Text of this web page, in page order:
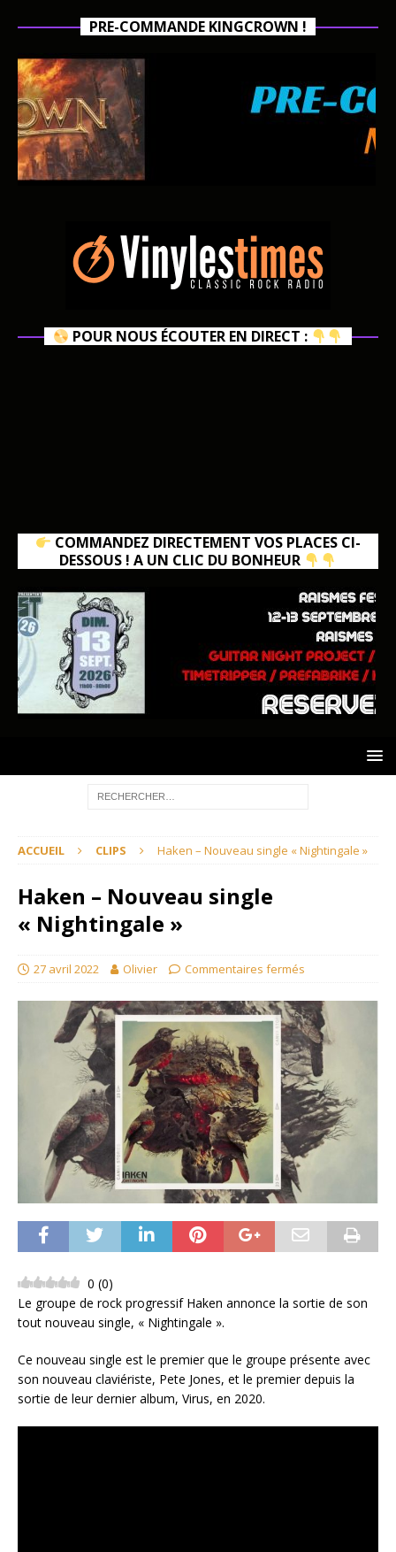
PRE-COMMANDE KINGCROWN !
POUR NOUS ÉCOUTER EN DIRECT :
COMMANDEZ DIRECTEMENT VOS PLACES CI-
DESSOUS ! A UN CLIC DU BONHEUR
ACCUEIL CLIPS Haken – Nouveau single « Nightingale »
Haken – Nouveau single
« Nightingale »
27 avril 2022 Olivier Commentaires fermés
0 (0)
Le groupe de rock progressif Haken annonce la sortie de son
tout nouveau single, « Nightingale ».
Ce nouveau single est le premier que le groupe présente avec
son nouveau claviériste, Pete Jones, et le premier depuis la
sortie de leur dernier album, Virus, en 2020.